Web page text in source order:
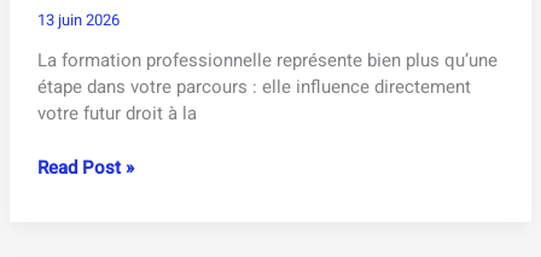
13 juin 2026
La formation professionnelle représente bien plus qu’une
étape dans votre parcours : elle influence directement
votre futur droit à la
Formation
Read Post »